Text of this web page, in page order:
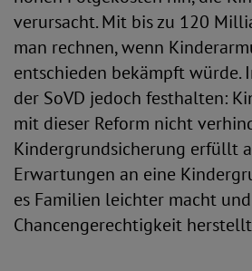
verursacht. Mit bis zu 120
man rechnen, wenn
entschieden bekämpft würde.
der SoVD jedoch festhalten:
mit dieser Reform nicht
Kindergrundsicherung erfüllt
Erwartungen an eine
es Familien leichter macht und
Chancengerechtigkeit